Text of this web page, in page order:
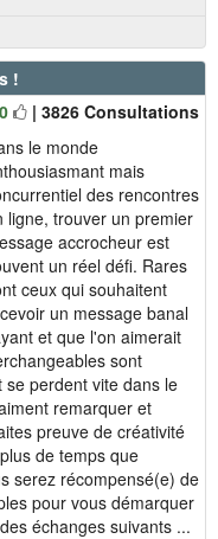
!
| 3826 Consultations
le monde
mais
des rencontres
ligne, trouver un premier
accrocheur est
un réel défi. Rares
ceux qui souhaitent
un message banal
et que l'on aimerait
sont
perdent vite dans le
remarquer et
preuve de créativité
de temps que
serez récompensé(e) de
pour vous démarquer
échanges suivants ...